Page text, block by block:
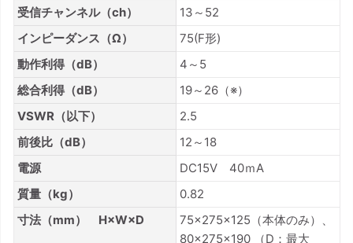
受信チャンネル（ch）
13～52
インピーダンス（Ω）
75(F形)
動作利得（dB）
4～5
総合利得（dB）
19～26（※）
VSWR（以下）
2.5
前後比（dB）
12～18
電源
DC15V 40ｍA
質量（kg）
0.82
寸法（mm） H×W×D
75×275×125（本体のみ）、
80×275×190 （D：最大